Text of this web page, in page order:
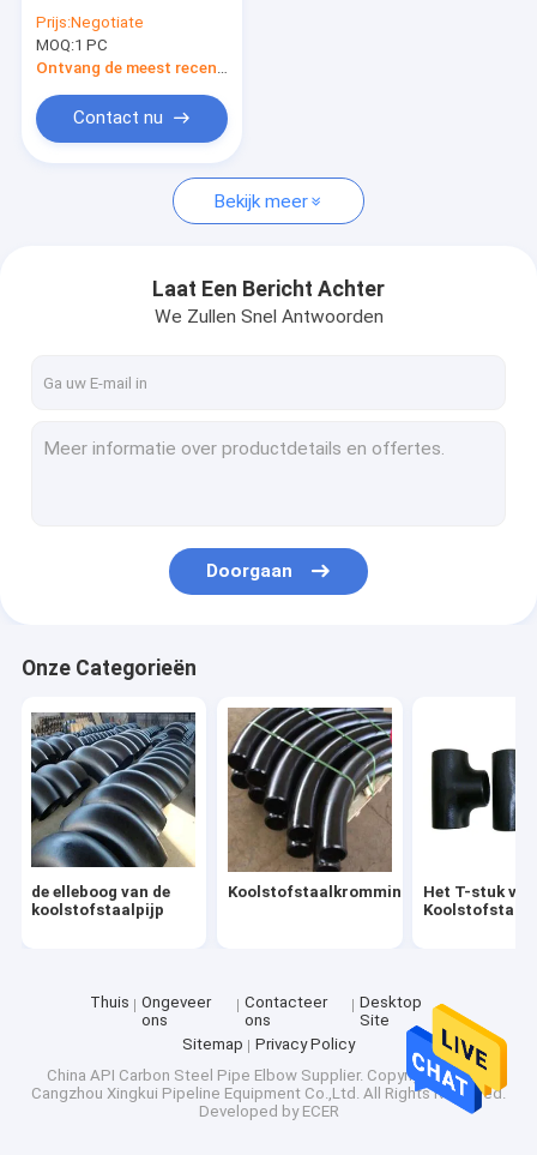
Stuiklas de
Montageoem van
Astm A234
Prijs:Negotiate
MOQ:1 PC
Ontvang de meest recente Prijs
Contact nu
Bekijk meer
Laat Een Bericht Achter
We Zullen Snel Antwoorden
Doorgaan
Onze Categorieën
de elleboog van de
koolstofstaalpijp
Koolstofstaalkromming
Het T-stuk
Thuis
Ongeveer
ons
Contacteer
ons
Desktop
Site
Sitemap
Privacy Policy
China API Carbon Steel Pipe Elbow Supplier. Copyright © 2026
Cangzhou Xingkui Pipeline Equipment Co.,Ltd. All Rights Reserved.
Developed by ECER